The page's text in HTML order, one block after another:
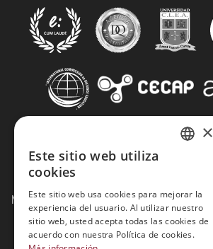
Métodos de Pago:
×
Este sitio web utiliza
cookies
Este sitio web usa cookies para mejorar la
experiencia del usuario. Al utilizar nuestro
sitio web, usted acepta todas las cookies de
acuerdo con nuestra Política de cookies.